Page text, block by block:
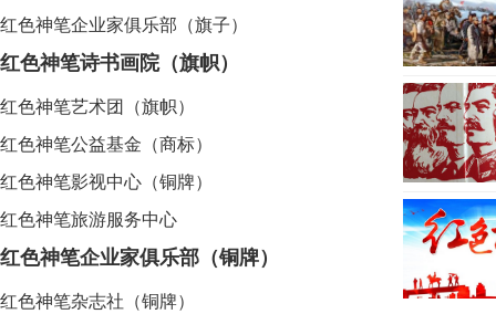
红色神笔企业家俱乐部（旗子）
红色神笔诗书画院（旗帜）
红色神笔艺术团（旗帜）
红色神笔公益基金（商标）
红色神笔影视中心（铜牌）
红色神笔旅游服务中心
红色神笔企业家俱乐部（铜牌）
红色神笔杂志社（铜牌）